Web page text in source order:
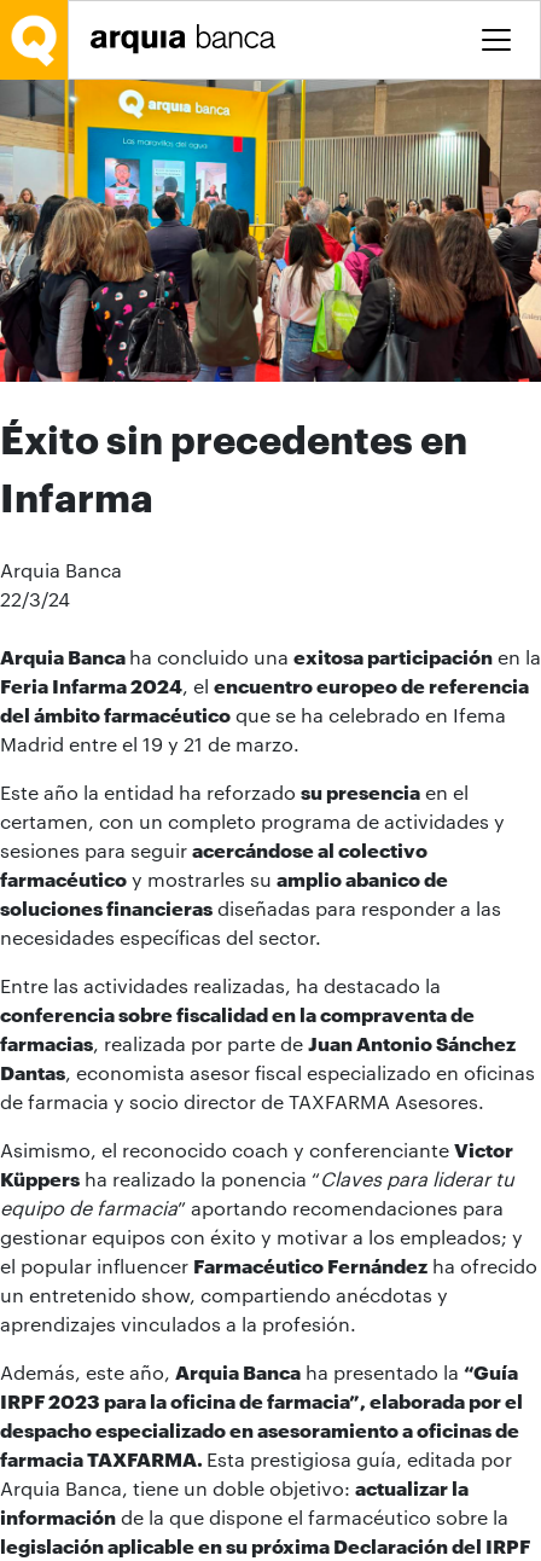
Saltar al contenido principal
Éxito sin precedentes en
Infarma
Arquia Banca
22/3/24
Arquia Banca ha concluido una exitosa participación en la
Feria Infarma 2024 , el encuentro europeo de referencia
del ámbito farmacéutico que se ha celebrado en Ifema
Madrid entre el 19 y 21 de marzo.
Este año la entidad ha reforzado su presencia en el
certamen, con un completo programa de actividades y
sesiones para seguir acercándose al colectivo
farmacéutico y mostrarles su amplio abanico de
soluciones financieras diseñadas para responder a las
necesidades específicas del sector.
Entre las actividades realizadas, ha destacado la
conferencia sobre fiscalidad en la compraventa de
farmacias , realizada por parte de Juan Antonio Sánchez
Dantas , economista asesor fiscal especializado en oficinas
de farmacia y socio director de TAXFARMA Asesores.
Asimismo, el reconocido coach y conferenciante Victor
Küppers ha realizado la ponencia “Claves para liderar tu
equipo de farmacia” aportando recomendaciones para
gestionar equipos con éxito y motivar a los empleados; y
el popular influencer Farmacéutico Fernández ha ofrecido
un entretenido show, compartiendo anécdotas y
aprendizajes vinculados a la profesión.
Además, este año, Arquia Banca ha presentado la “Guía
IRPF 2023 para la oficina de farmacia”, elaborada por el
despacho especializado en asesoramiento a oficinas de
farmacia TAXFARMA. Esta prestigiosa guía, editada por
Arquia Banca, tiene un doble objetivo: actualizar la
información de la que dispone el farmacéutico sobre la
legislación aplicable en su próxima Declaración del IRPF